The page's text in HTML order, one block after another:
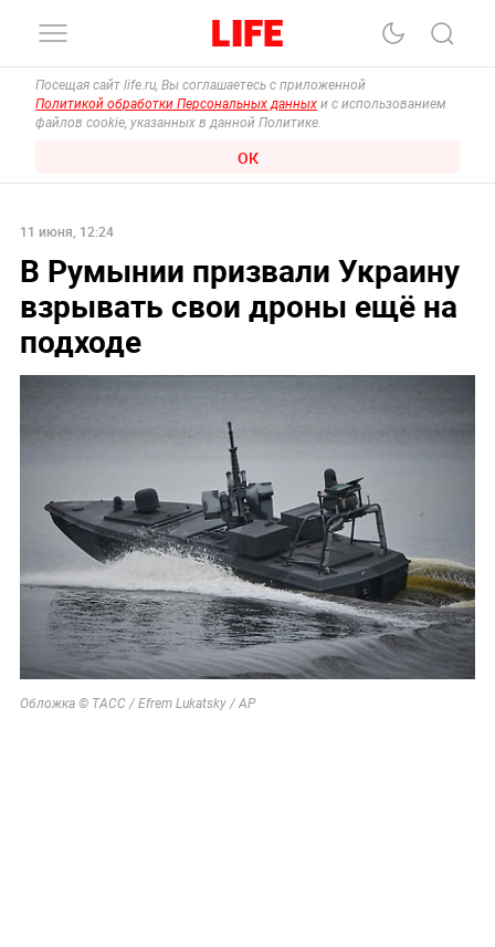
Посещая сайт life.ru, Вы соглашаетесь с приложенной
Политикой обработки Персональных данных и с использованием
файлов cookie, указанных в данной Политике.
ОК
11 июня, 12:24
В Румынии призвали Украину
взрывать свои дроны ещё на
подходе
Обложка © ТАСС / Efrem Lukatsky / АР